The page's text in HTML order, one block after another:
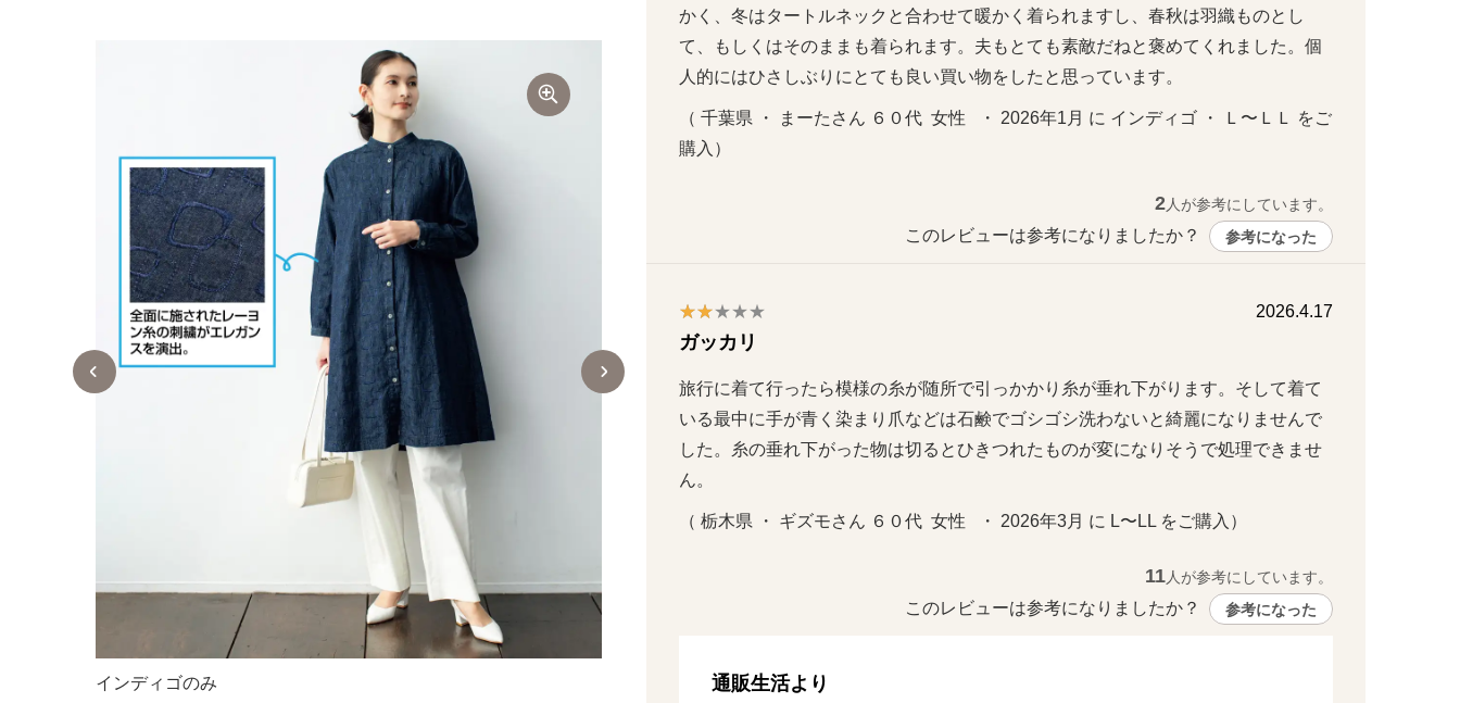
インディゴのみ
かく、冬はタートルネックと合わせて暖かく着られますし、春秋は羽織ものとし
て、もしくはそのままも着られます。夫もとても素敵だねと褒めてくれました。個
人的にはひさしぶりにとても良い買い物をしたと思っています。
（ 千葉県 ・ まーたさん ６０代  女性   ・ 2026年1月 に インディゴ ・ Ｌ〜ＬＬ をご
購入）
2人が参考にしています。
このレビューは参考になりましたか？ 参考になった
2026.4.17
ガッカリ
旅行に着て行ったら模様の糸が随所で引っかかり糸が垂れ下がります。そして着て
いる最中に手が青く染まり爪などは石鹸でゴシゴシ洗わないと綺麗になりませんで
した。糸の垂れ下がった物は切るとひきつれたものが変になりそうで処理できませ
ん。
（ 栃木県 ・ ギズモさん ６０代  女性   ・ 2026年3月 に L〜LL をご購入）
11人が参考にしています。
このレビューは参考になりましたか？ 参考になった
通販生活より